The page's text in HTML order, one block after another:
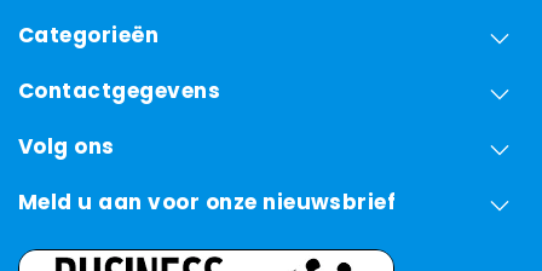
Categorieën
Contactgegevens
Volg ons
Meld u aan voor onze nieuwsbrief